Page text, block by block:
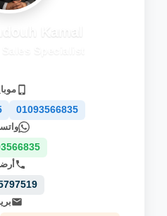
Kamal
01093566835